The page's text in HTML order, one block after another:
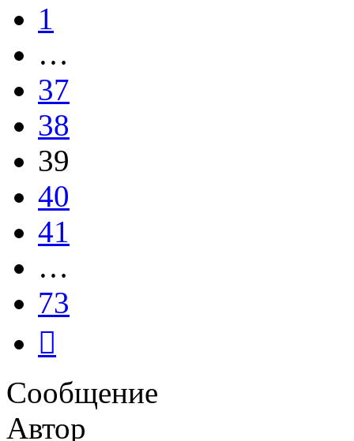
1
…
37
38
39
40
41
…
73
Сообщение
Автор